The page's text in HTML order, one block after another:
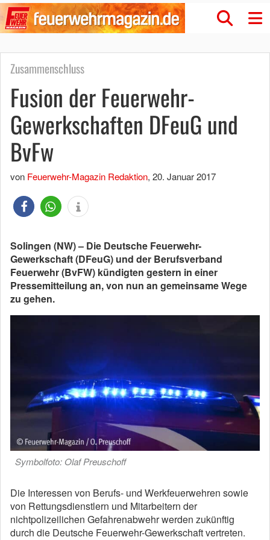
Zusammenschluss
Fusion der Feuerwehr-
Gewerkschaften DFeuG und
BvFw
von Feuerwehr-Magazin Redaktion, 20. Januar 2017
Solingen (NW) – Die Deutsche Feuerwehr-
Gewerkschaft (DFeuG) und der Berufsverband
Feuerwehr (BvFW) kündigten gestern in einer
Pressemitteilung an, von nun an gemeinsame Wege
zu gehen.
Symbolfoto: Olaf Preuschoff
Die Interessen von Berufs- und Werkfeuerwehren sowie
von Rettungsdienstlern und Mitarbeitern der
nichtpolizeilichen Gefahrenabwehr werden zukünftig
durch die Deutsche Feuerwehr-Gewerkschaft vertreten.